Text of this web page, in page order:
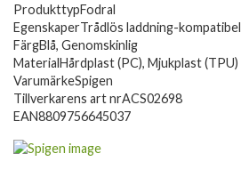
ProdukttypFodral
EgenskaperTrådlös laddning-kompatibel
FärgBlå, Genomskinlig
MaterialHårdplast (PC), Mjukplast (TPU)
VarumärkeSpigen
Tillverkarens art nrACS02698
EAN8809756645037